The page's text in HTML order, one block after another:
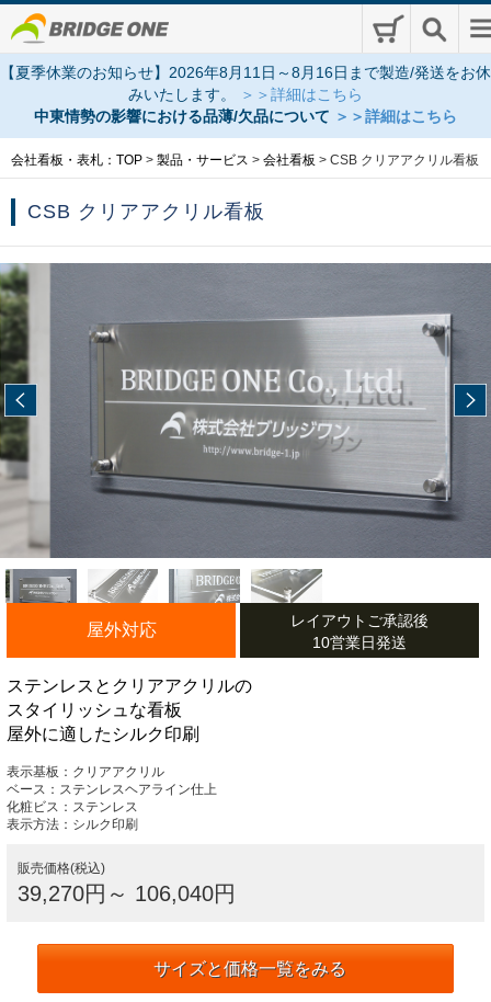
【夏季休業のお知らせ】2026年8月11日～8月16日まで製造/発送をお休
みいたします。
＞＞詳細はこちら
中東情勢の影響における品薄/欠品について ＞＞詳細はこちら
会社看板・表札：TOP > 製品・サービス > 会社看板 > CSB クリアアクリル看板
CSB クリアアクリル看板
屋外対応
レイアウトご承認後
10営業日発送
ステンレスとクリアアクリルの
スタイリッシュな看板
屋外に適したシルク印刷
表示基板：クリアアクリル
ベース：ステンレスヘアライン仕上
化粧ビス：ステンレス
表示方法：シルク印刷
販売価格(税込)
39,270円～ 106,040円
サイズと価格一覧をみる